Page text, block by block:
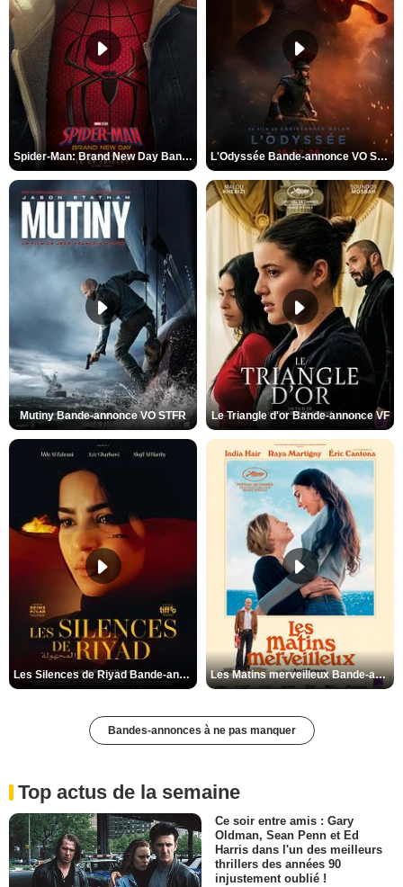
Spider-Man: Brand New Day Bande-annonce VO STFR L'Odyssée Bande-annonce VO STFR
Mutiny Bande-annonce VO STFR Le Triangle d'or Bande-annonce VF
Les Silences de Riyad Bande-annonce VO STFR Les Matins merveilleux Bande-annonce VF
Bandes-annonces à ne pas manquer
Top actus de la semaine
Ce soir entre amis : Gary
Oldman, Sean Penn et Ed
Harris dans l'un des meilleurs
thrillers des années 90
injustement oublié !